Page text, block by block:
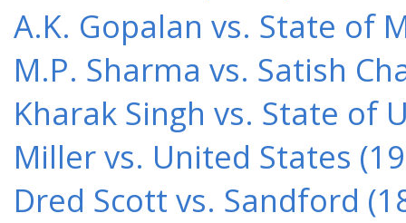
A.K. Gopalan vs. State of
M.P. Sharma vs. Satish
Kharak Singh vs. State of
Miller vs. United States
Dred Scott vs. Sandford